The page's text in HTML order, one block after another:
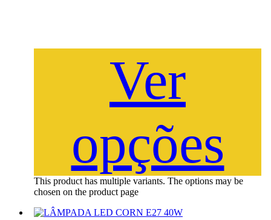
Ver
opções
This product has multiple variants. The options may be
chosen on the product page